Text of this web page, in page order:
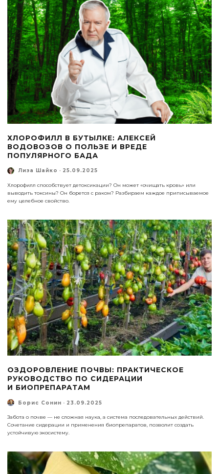
ХЛОРОФИЛЛ В БУТЫЛКЕ: АЛЕКСЕЙ
ВОДОВОЗОВ О ПОЛЬЗЕ И ВРЕДЕ
ПОПУЛЯРНОГО БАДА
Лиза Шайко · 25.09.2025
Хлорофилл способствует детоксикации? Он может «очищать кровь» или
выводить токсины? Он борется с раком? Разбираем каждое приписываемое
ему целебное свойство.
ОЗДОРОВЛЕНИЕ ПОЧВЫ: ПРАКТИЧЕСКОЕ
РУКОВОДСТВО ПО СИДЕРАЦИИ
И БИОПРЕПАРАТАМ
Борис Сонин · 23.09.2025
Забота о почве — не сложная наука, а система последовательных действий.
Сочетание сидерации и применения биопрепаратов, позволит создать
устойчивую экосистему.